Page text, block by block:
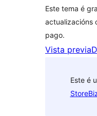
Este tema é
actualizacións
pago.
Vista previa
Este é